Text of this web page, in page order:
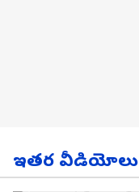
ఇతర వీడియోలు